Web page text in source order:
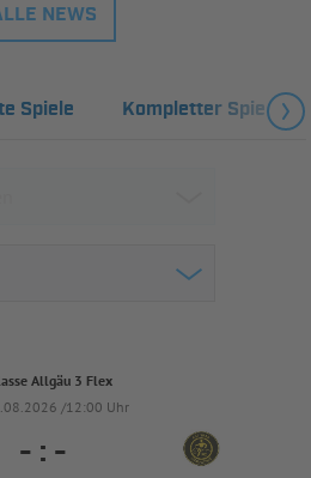
NEWS
Spiele Kompletter Spielplan
Allgäu 3 Flex
/12:00 Uhr
- : -